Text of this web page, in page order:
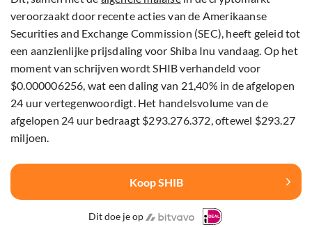
veroorzaakt door recente acties van de Amerikaanse
Securities and Exchange Commission (SEC), heeft geleid tot
een aanzienlijke prijsdaling voor Shiba Inu vandaag. Op het
moment van schrijven wordt SHIB verhandeld voor
$0.000006256, wat een daling van 21,40% in de afgelopen
24 uur vertegenwoordigt. Het handelsvolume van de
afgelopen 24 uur bedraagt $293.276.372, oftewel $293.27
miljoen.
Koop SHIB
Dit doe je op